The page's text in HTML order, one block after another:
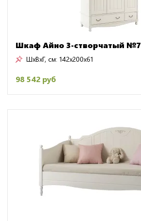
Шкаф Айно 3-створчатый №7
ШxВxГ, см: 142x200x61
98 542 руб